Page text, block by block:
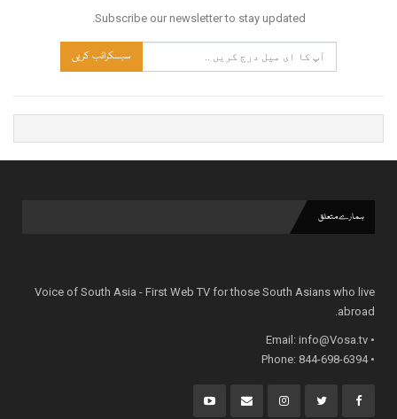
Subscribe our newsletter to stay updated.
سبسکرائب کریں
ہمارے متعلق
Voice of South Asia - First Web TV for those South Asians who live
abroad.
• Email:
info@Vosa.tv
• Phone: 844-698-6394